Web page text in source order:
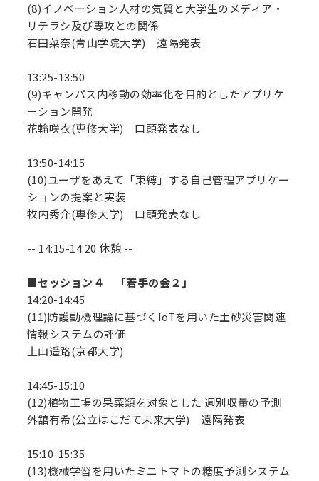
(8)イノベーション人材の気質と大学生のメディア・
リテラシ及び専攻との関係
石田菜奈(青山学院大学) 遠隔発表
13:25-13:50
(9)キャンパス内移動の効率化を目的としたアプリケ
ーション開発
花輪咲衣(専修大学) 口頭発表なし
13:50-14:15
(10)ユーザをあえて「束縛」する自己管理アプリケー
ションの提案と実装
牧内秀介(専修大学) 口頭発表なし
-- 14:15-14:20 休憩 --
■セッション４ 「若手の会２」
14:20-14:45
(11)防護動機理論に基づくIoTを用いた土砂災害関連
情報システムの評価
上山遥路(京都大学)
14:45-15:10
(12)植物工場の果菜類を対象とした 週別収量の予測
外舘有希(公立はこだて未来大学) 遠隔発表
15:10-15:35
(13)機械学習を用いたミニトマトの糖度予測システム